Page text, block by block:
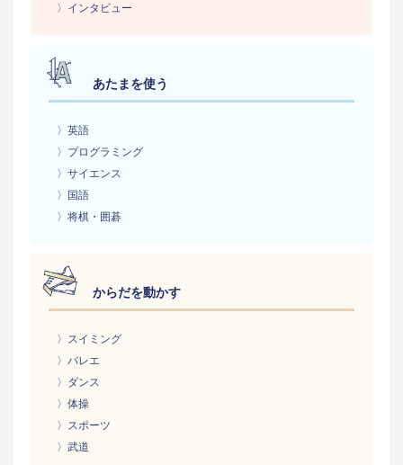
〉インタビュー
あたまを使う
〉英語
〉プログラミング
〉サイエンス
〉国語
〉将棋・囲碁
からだを動かす
〉スイミング
〉バレエ
〉ダンス
〉体操
〉スポーツ
〉武道